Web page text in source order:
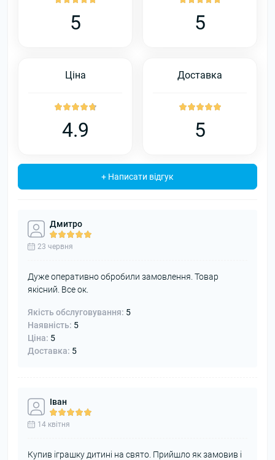
+ Написати відгук
5 5
Ціна
4.9
Доставка
5
Дмитро
23 червня
Дуже оперативно обробили замовлення. Товар
якісний. Все ок.
Якість обслуговування: 5
Наявність: 5
Ціна: 5
Доставка: 5
Іван
14 квітня
Купив іграшку дитині на свято. Прийшло як замовив і